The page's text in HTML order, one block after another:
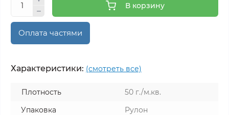
В корзину
Оплата частями
Характеристики: (смотреть все)
Плотность
50 г./м.кв.
Упаковка
Рулон